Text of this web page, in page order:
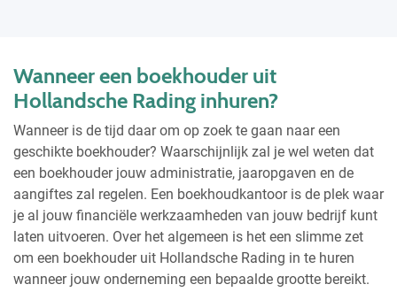
Wanneer een boekhouder uit
Hollandsche Rading inhuren?
Wanneer is de tijd daar om op zoek te gaan naar een
geschikte boekhouder? Waarschijnlijk zal je wel weten dat
een boekhouder jouw administratie, jaaropgaven en de
aangiftes zal regelen. Een boekhoudkantoor is de plek waar
je al jouw financiële werkzaamheden van jouw bedrijf kunt
laten uitvoeren. Over het algemeen is het een slimme zet
om een boekhouder uit Hollandsche Rading in te huren
wanneer jouw onderneming een bepaalde grootte bereikt.